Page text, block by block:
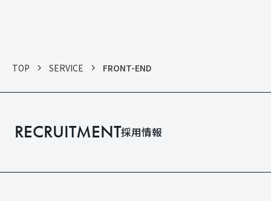
TOP SERVICE FRONT-END
RECRUITMENT採用情報